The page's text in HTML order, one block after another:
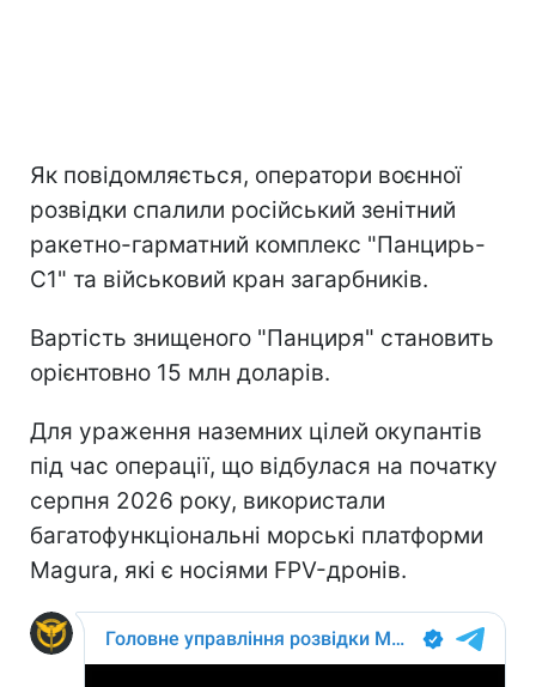
Як повідомляється, оператори воєнної
розвідки спалили російський зенітний
ракетно-гарматний комплекс "Панцирь-
С1" та військовий кран загарбників.
Вартість знищеного "Панциря" становить
орієнтовно 15 млн доларів.
Для ураження наземних цілей окупантів
під час операції, що відбулася на початку
серпня 2026 року, використали
багатофункціональні морські платформи
Magura, які є носіями FPV-дронів.